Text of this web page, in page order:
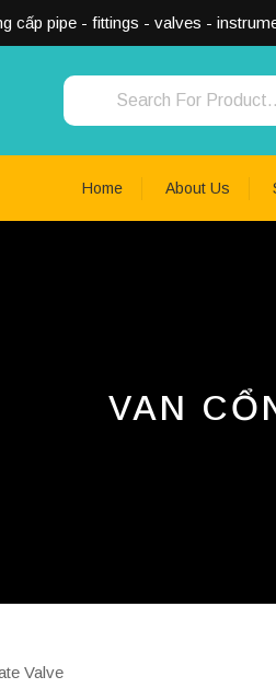
cấp pipe - fittings - valves -
Search for:
Home About Us
VAN
Valve